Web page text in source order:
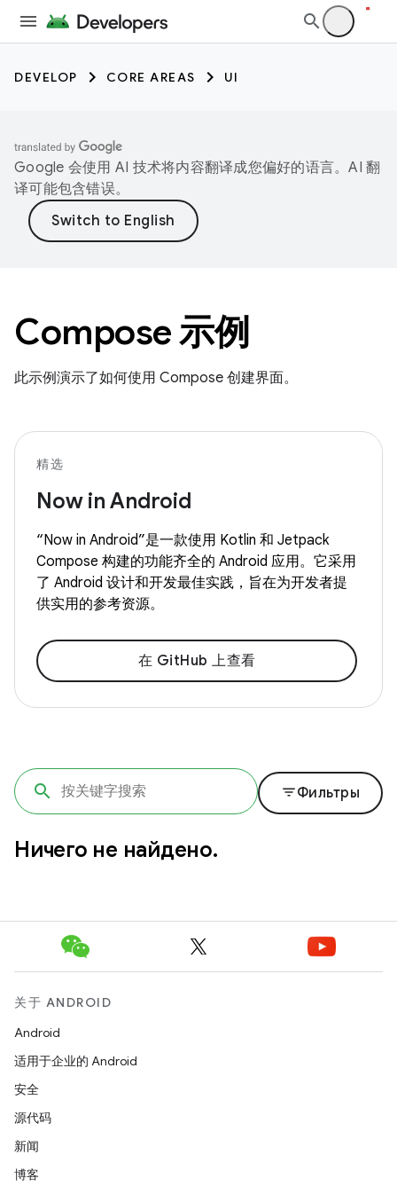
DEVELOP CORE AREAS UI
Google 会使用 AI 技术将内容翻译成您偏好的语言。AI 翻
译可能包含错误。
Compose 示例
此示例演示了如何使用 Compose 创建界面。
精选
Now in Android
“Now in Android”是一款使用 Kotlin 和 Jetpack
Compose 构建的功能齐全的 Android 应用。它采用
了 Android 设计和开发最佳实践，旨在为开发者提
供实用的参考资源。
在 GitHub 上查看
filter_listФильтры
Ничего не найдено.
关于 ANDROID
Android
适用于企业的 Android
安全
源代码
新闻
博客